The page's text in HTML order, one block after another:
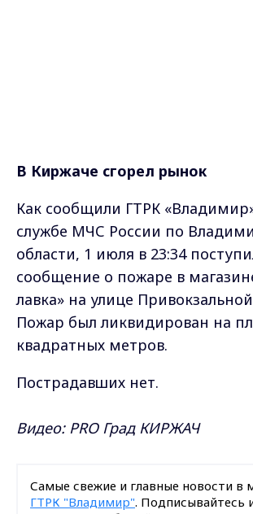
В Киржаче сгорел рынок
Как сообщили ГТРК
службе МЧС России по
области, 1 июля в 23:34
сообщение о пожаре в
лавка» на улице
Пожар был ликвидирован на
квадратных метров.
Пострадавших нет.
Видео: PRO Град КИРЖАЧ
Самые свежие и главные новости в
ГТРК "Владимир". Подписывайтесь